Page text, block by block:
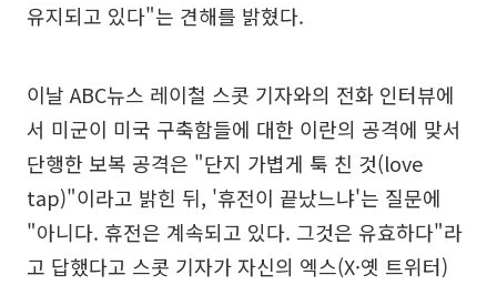
유지되고 있다"는 견해를 밝혔다.
이날 ABC뉴스 레이철 스콧 기자와의 전화 인터뷰에
서 미군이 미국 구축함들에 대한 이란의 공격에 맞서
단행한 보복 공격은 "단지 가볍게 툭 친 것(love
tap)"이라고 밝힌 뒤, '휴전이 끝났느냐'는 질문에
"아니다. 휴전은 계속되고 있다. 그것은 유효하다"라
고 답했다고 스콧 기자가 자신의 엑스(X·옛 트위터)